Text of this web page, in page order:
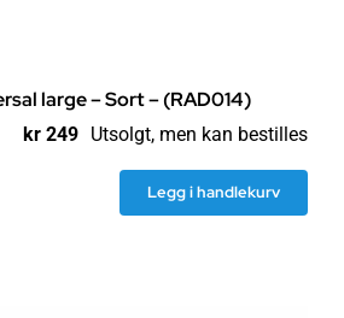
large – Sort – (RAD014)
kr 249 Utsolgt, men kan bestilles
Legg i handlekurv